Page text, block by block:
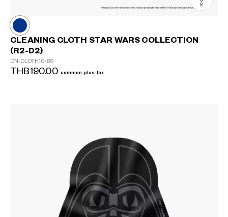
8
CLEANING CLOTH STAR WARS COLLECTION
(R2-D2)
DN-CLOTH10-6S
THB190.00 common.plus-tax